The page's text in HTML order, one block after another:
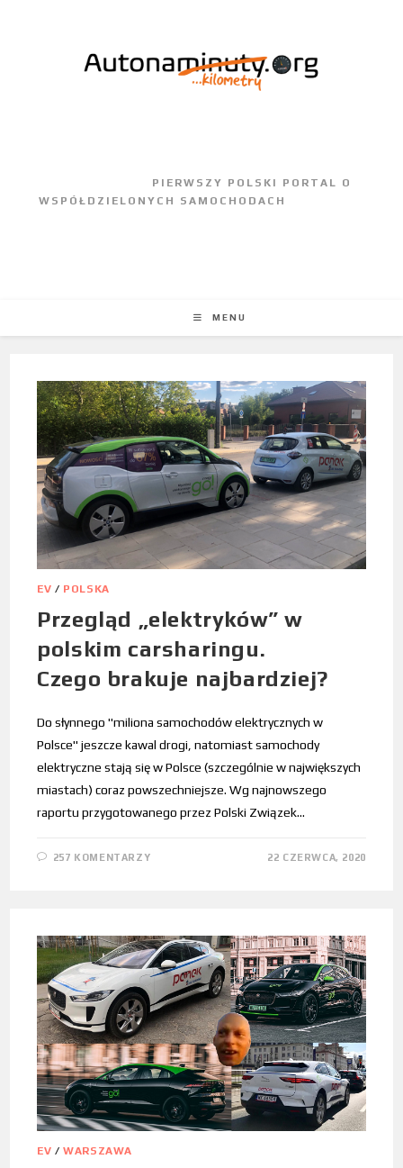
MENU
EV / POLSKA
Przegląd „elektryków” w
polskim carsharingu.
Czego brakuje najbardziej?
Do słynnego "miliona samochodów elektrycznych w
Polsce" jeszcze kawal drogi, natomiast samochody
elektryczne stają się w Polsce (szczególnie w największych
miastach) coraz powszechniejsze. Wg najnowszego
raportu przygotowanego przez Polski Związek…
257 KOMENTARZY 22 CZERWCA, 2020
EV /WARSZAWA